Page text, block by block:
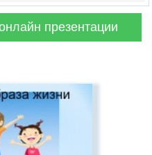
презентации